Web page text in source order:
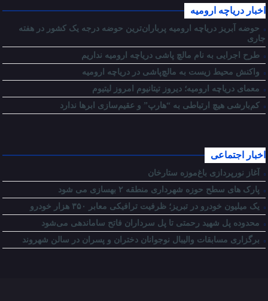
اخبار دریاچه ارومیه
حوضه آبریز دریاچه ارومیه پرباران‌ترین حوضه‌ درجه یک کشور در هفته
جاری
طرح اجرایی به نام مالچ پاشی دریاچه ارومیه نداریم
واکنش محیط زیست به مالچ‌پاشی در دریاچه ارومیه
معمای دریاچه ارومیه؛ دیروز تیتانیوم امروز لیتیوم
کم‌بارشی هیچ ارتباطی به “هارپ” و عقیم‌سازی ابرها ندارد
اخبار اجتماعی
آغاز نورپردازی باغ‌موزه ستارخان
پارک های سطح حوزه شهرداری منطقه ۲ بهسازی می شود
یک میلیون خودرو در تبریز؛ ظرفیت ترافیکی معابر ۳۵۰ هزار خودرو
محدوده پل شهید رحمتی تا پل سرداران فاتح ساماندهی می‌شود
برگزاری مسابقات والیبال نوجوانان دختران و پسران در سالن شهروند